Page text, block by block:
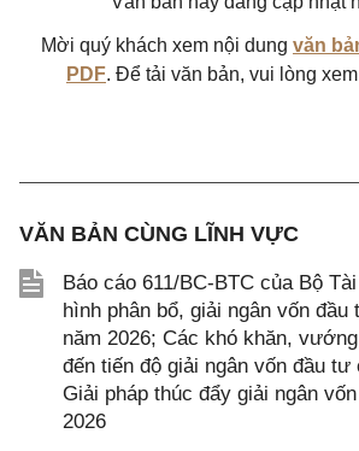
Mời quý khách xem nội dung văn
PDF. Để tải văn bản, vui lòng
VĂN BẢN CÙNG LĨNH VỰC
Báo cáo 611/BC-BTC của Bộ
hình phân bổ, giải ngân vốn đầu
năm 2026; Các khó khăn,
đến tiến độ giải ngân vốn đầu tư
Giải pháp thúc đẩy giải ngân
2026